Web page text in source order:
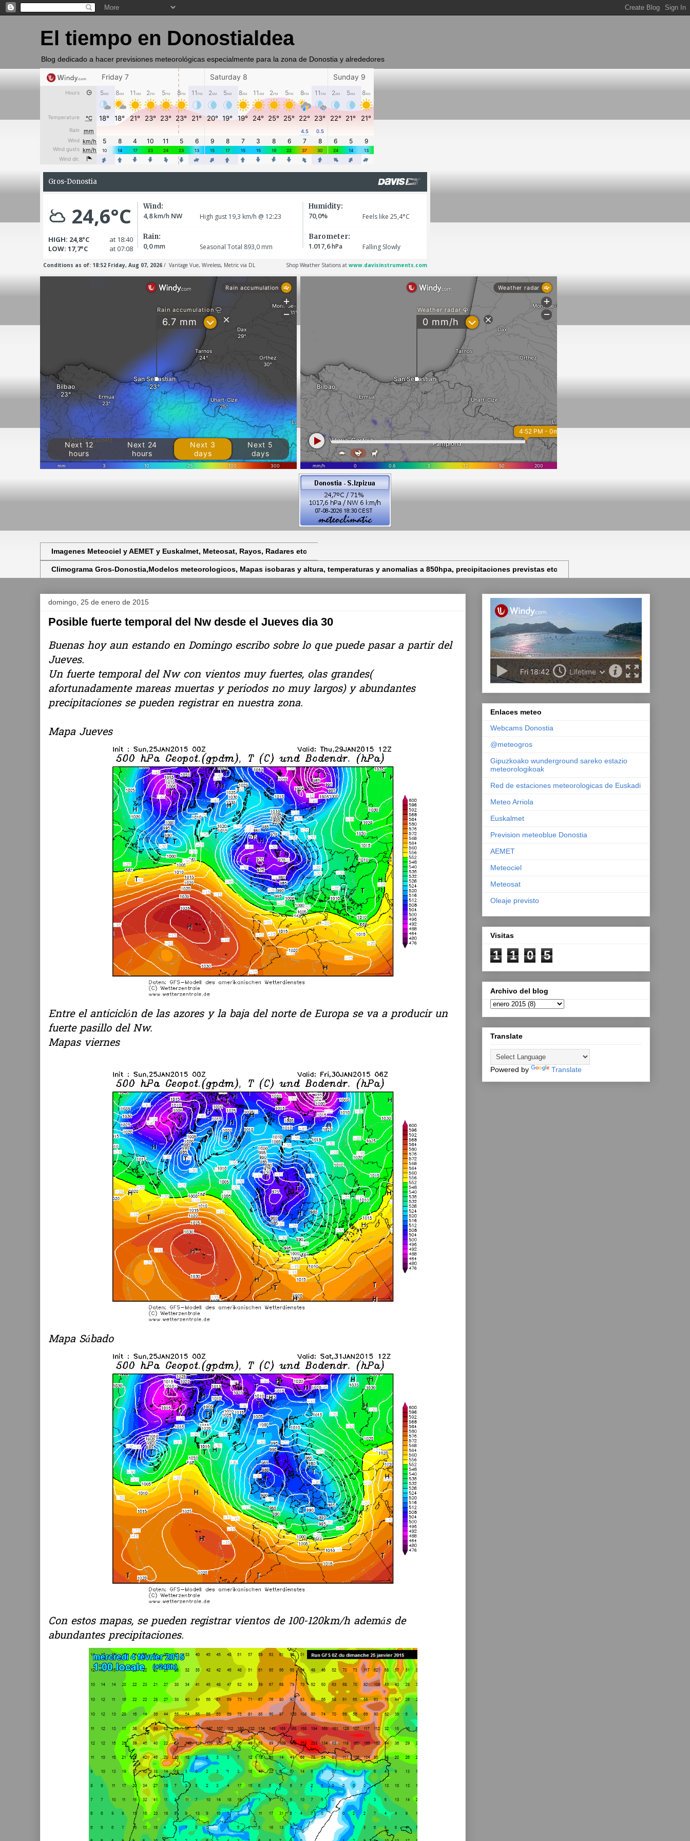
El tiempo en Donostialdea
Blog dedicado a hacer previsiones meteorológicas especialmente para la zona de Donostia y alrededores
Imagenes Meteociel y AEMET y Euskalmet, Meteosat, Rayos, Radares etc
Climograma Gros-Donostia,Modelos meteorologicos, Mapas isobaras y altura, temperaturas y anomalias a 850hpa, precipitaciones previstas etc
domingo, 25 de enero de 2015
Posible fuerte temporal del Nw desde el Jueves dia 30
Buenas hoy aun estando en Domingo escribo sobre lo que puede pasar a partir del
Jueves.
Un fuerte temporal del Nw con vientos muy fuertes, olas grandes(
afortunadamente mareas muertas y periodos no muy largos) y abundantes
precipitaciones se pueden registrar en nuestra zona.
Mapa Jueves
Entre el anticiclón de las azores y la baja del norte de Europa se va a producir un
fuerte pasillo del Nw.
Mapas viernes
Mapa Sábado
Con estos mapas, se pueden registrar vientos de 100-120km/h además de
abundantes precipitaciones.
Enlaces meteo
Webcams Donostia
@meteogros
Gipuzkoako wunderground sareko estazio
meteorologikoak
Red de estaciones meteorologicas de Euskadi
Meteo Arriola
Euskalmet
Prevision meteoblue Donostia
AEMET
Meteociel
Meteosat
Oleaje previsto
Visitas
1 1 0 5
Archivo del blog
Translate
Powered by Translate